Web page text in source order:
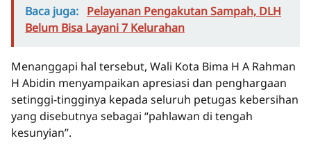
Baca juga: Pelayanan Pengakutan Sampah, DLH
Belum Bisa Layani 7 Kelurahan
Menanggapi hal tersebut, Wali Kota Bima H A Rahman
H Abidin menyampaikan apresiasi dan penghargaan
setinggi-tingginya kepada seluruh petugas kebersihan
yang disebutnya sebagai “pahlawan di tengah
kesunyian”.